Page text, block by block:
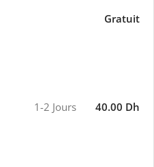
Gratuit
1-2 Jours 40.00 Dh